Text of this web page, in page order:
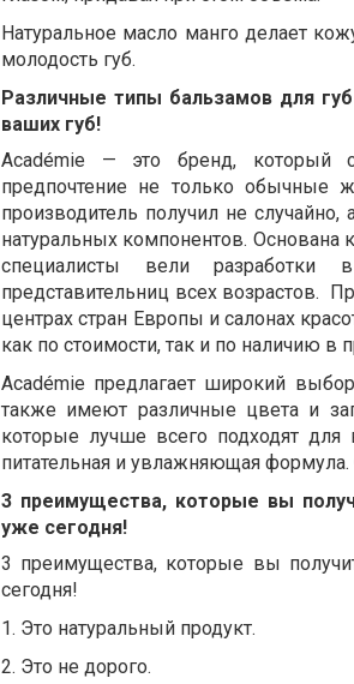
Натуральное масло манго делает
молодость губ.
Различные типы бальзамов для
ваших губ!
Académie — это бренд, который
предпочтение не только
производитель получил не
натуральных компонентов. Основана
специалисты вели разработки
представительниц всех возрастов.
центрах стран Европы и салонах
как по стоимости, так и по наличию в
Académie предлагает широкий
также имеют различные цвета и
которые лучше всего подходят для
питательная и увлажняющая формула.
3 преимущества, которые вы
уже сегодня!
3 преимущества, которые вы
сегодня!
1. Это натуральный продукт.
2. Это не дорого.